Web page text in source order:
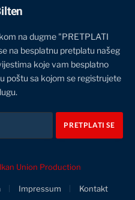
na dugme "PRETPLATI
na besplatnu pretplatu našeg
koje vam besplatno
poštu sa kojom se registrujete
Union Production
Impressum Kontakt